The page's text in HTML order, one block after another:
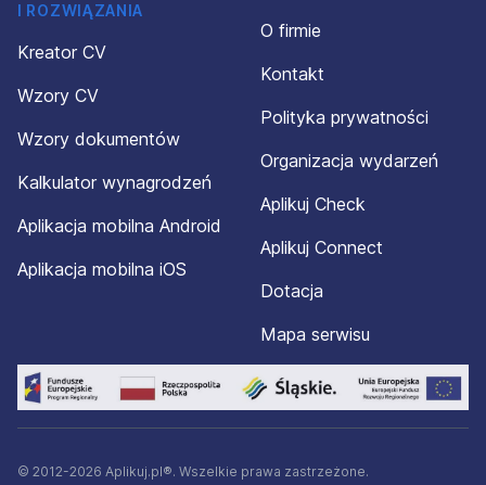
I ROZWIĄZANIA
Kreator CV
Wzory CV
Wzory dokumentów
Kalkulator wynagrodzeń
Aplikacja mobilna Android
Aplikacja mobilna iOS
O firmie
Kontakt
Polityka prywatności
Organizacja wydarzeń
Aplikuj Check
Aplikuj Connect
Dotacja
Mapa serwisu
© 2012-2026 Aplikuj.pl®. Wszelkie prawa zastrzeżone.